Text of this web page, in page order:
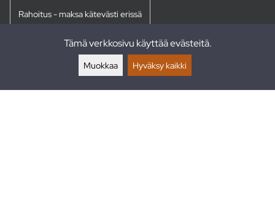
Rahoitus - maksa kätevästi erissä
Tämä verkkosivu käyttää evästeitä.
Muokkaa Hyväksy kaikki